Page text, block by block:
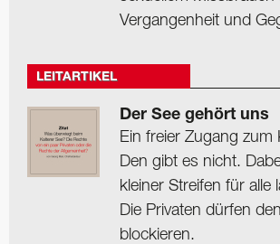
Vergangenheit und
LEITARTIKEL
Der See gehört uns
Ein freier Zugang zum
Den gibt es nicht.
kleiner Streifen für alle
Die Privaten dürfen
blockieren.